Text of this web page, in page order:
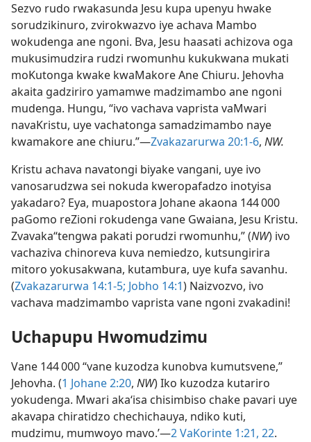
Sezvo rudo rwakasunda Jesu kupa upenyu hwake
sorudzikinuro, zvirokwazvo iye achava Mambo
wokudenga ane ngoni. Bva, Jesu haasati achizova oga
mukusimudzira rudzi rwomunhu kukukwana mukati
moKutonga kwake kwaMakore Ane Chiuru. Jehovha
akaita gadziriro yamamwe madzimambo ane ngoni
mudenga. Hungu, “ivo vachava vaprista vaMwari
navaKristu, uye vachatonga samadzimambo naye
kwamakore ane chiuru.”—Zvakazarurwa 20:1-6, NW.
Kristu achava navatongi biyake vangani, uye ivo
vanosarudzwa sei nokuda kweropafadzo inotyisa
yakadaro? Eya, muapostora Johane akaona 144 000
paGomo reZioni rokudenga vane Gwaiana, Jesu Kristu.
Zvavaka“tengwa pakati porudzi rwomunhu,” (NW) ivo
vachaziva chinoreva kuva nemiedzo, kutsungirira
mitoro yokusakwana, kutambura, uye kufa savanhu.
(Zvakazarurwa 14:1-5; Jobho 14:1) Naizvozvo, ivo
vachava madzimambo vaprista vane ngoni zvakadini!
Uchapupu Hwomudzimu
Vane 144 000 “vane kuzodza kunobva kumutsvene,”
Jehovha. (1 Johane 2:20, NW) Iko kuzodza kutariro
yokudenga. Mwari aka‘isa chisimbiso chake pavari uye
akavapa chiratidzo chechichauya, ndiko kuti,
mudzimu, mumwoyo mavo.’—2 VaKorinte 1:21, 22.